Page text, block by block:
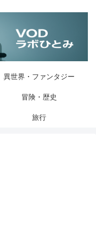
異世界・ファンタジー
冒険・歴史
旅行